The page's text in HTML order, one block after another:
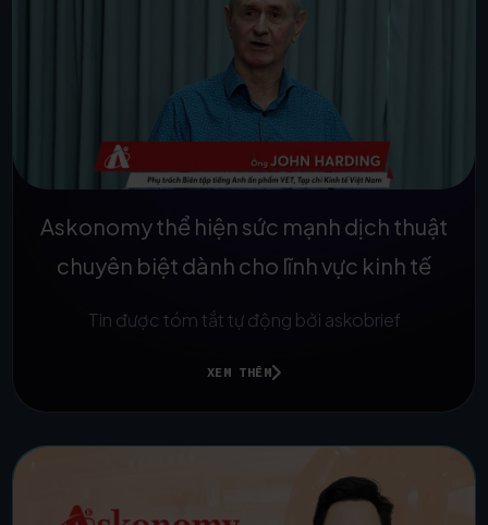
Askonomy thể hiện sức mạnh dịch thuật
chuyên biệt dành cho lĩnh vực kinh tế
Tin được tóm tắt tự động bởi askobrief
XEM THÊM